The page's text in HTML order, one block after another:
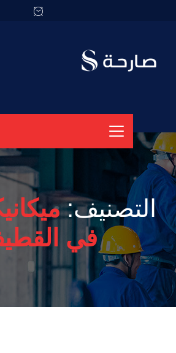
التصنيف:
في